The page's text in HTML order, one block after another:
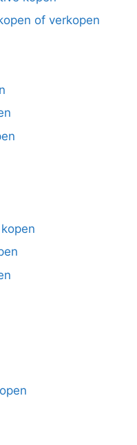
of verkopen